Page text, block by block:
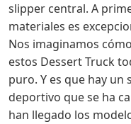
slipper central. A
materiales es
Nos imaginamos
estos Dessert Truck
puro. Y es que hay
deportivo que se ha
han llegado los